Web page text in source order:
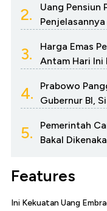
2.
Uang Pensiun
Penjelasannya
3.
Harga Emas
Antam Hari
4.
Prabowo
Gubernur BI,
5.
Pemerintah
Bakal
Features
Ini Kekuatan Uang